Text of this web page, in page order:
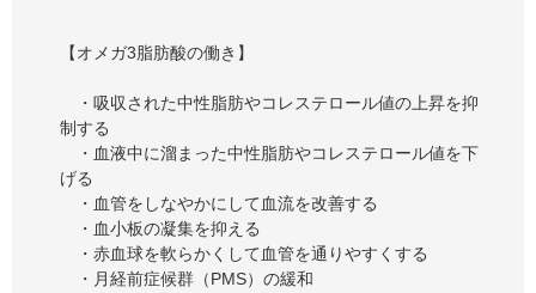
【オメガ3脂肪酸の働き】
・吸収された中性脂肪やコレステロール値の上昇を抑
制する
・血液中に溜まった中性脂肪やコレステロール値を下
げる
・血管をしなやかにして血流を改善する
・血小板の凝集を抑える
・赤血球を軟らかくして血管を通りやすくする
・月経前症候群（PMS）の緩和